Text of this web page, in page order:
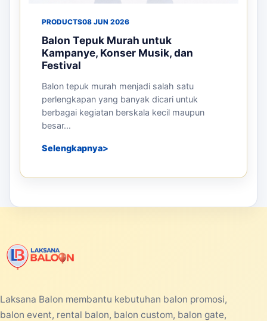
PRODUCTS08 JUN 2026
Balon Tepuk Murah untuk
Kampanye, Konser Musik, dan
Festival
Balon tepuk murah menjadi salah satu
perlengkapan yang banyak dicari untuk
berbagai kegiatan berskala kecil maupun
besar...
Selengkapnya
Laksana Balon membantu kebutuhan balon promosi,
balon event, rental balon, balon custom, balon gate,